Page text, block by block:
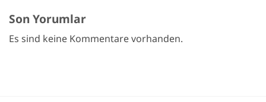
Son Yorumlar
Es sind keine Kommentare vorhanden.